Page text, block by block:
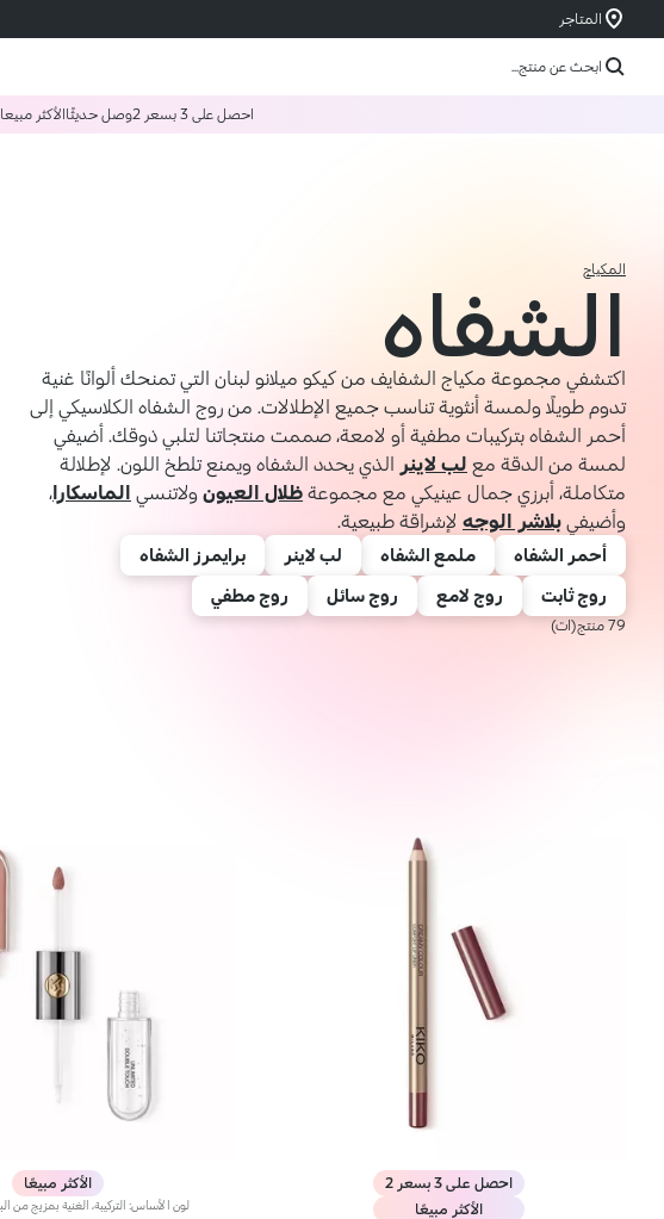
المتاجر
ابحث عن منتج...
احصل على 3 بسعر 2 وصل حديثًاالأكثر مبيعا
المكياج
الشفاه
اكتشفي مجموعة مكياج الشفايف من كيكو ميلانو لبنان التي تمنحك ألوانًا غنية
تدوم طويلًا ولمسة أنثوية تناسب جميع الإطلالات. من روج الشفاه الكلاسيكي إلى
أحمر الشفاه بتركيبات مطفية أو لامعة، صممت منتجاتنا لتلبي ذوقك. أضيفي
لمسة من الدقة مع لب لاينر الذي يحدد الشفاه ويمنع تلطخ اللون. لإطلالة
متكاملة، أبرزي جمال عينيكي مع مجموعة ظلال العيون ولاتنسي الماسكارا،
وأضيفي بلاشر الوجه لإشراقة طبيعية.
أحمر الشفاه ملمع الشفاه لب لاينر
برايمرز الشفاه
روج ثابت
روج لامع روج سائل روج مطفي
79 منتج(ات)
احصل على 3 بسعر 2
الأكثر مبيعًا
الأكثر مبيعًا